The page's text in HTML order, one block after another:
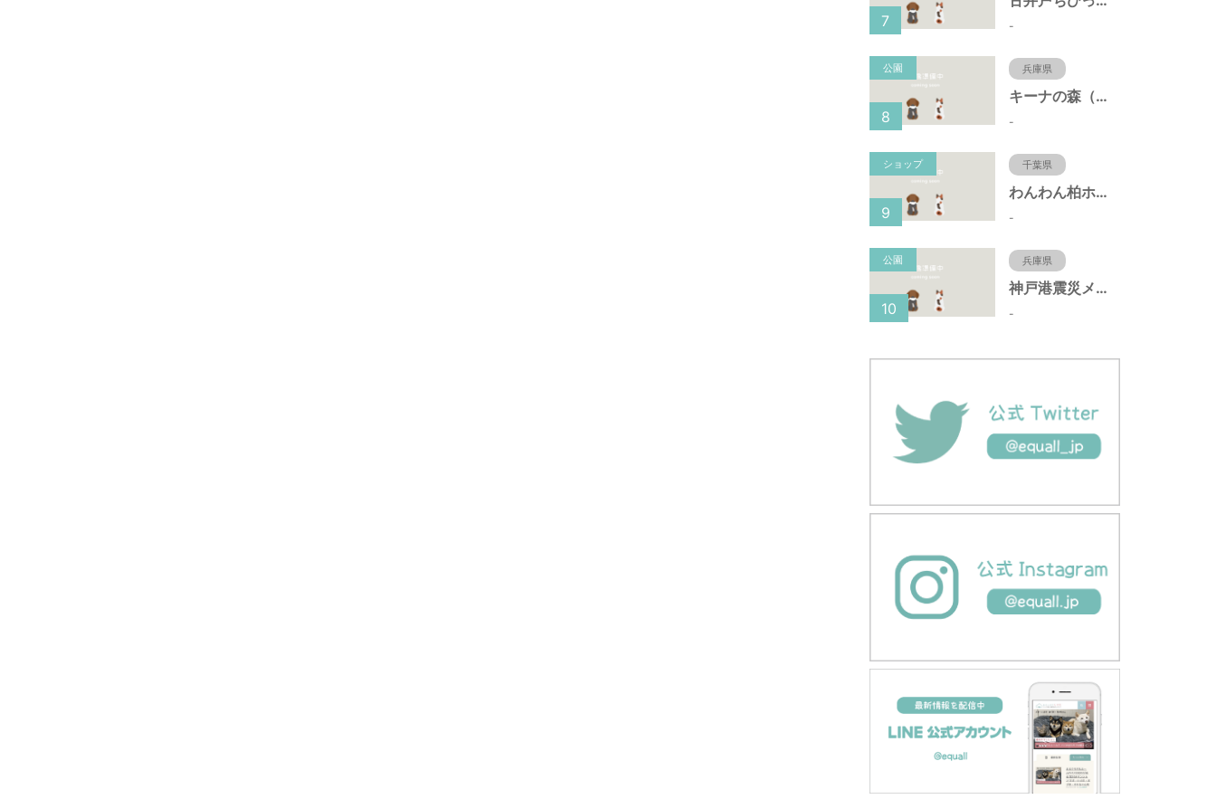
-
7
公園 兵庫県
キーナの森（兵庫県神戸市）
-
8
ショップ 千葉県
わんわん柏ホームビレッジ（老犬ホーム・老犬ホテル）
-
9
公園 兵庫県
神戸港震災メモリアルパーク（兵庫県神戸市）
-
10